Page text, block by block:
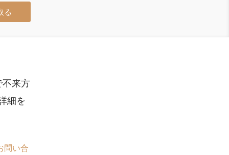
る
不来方
細を
問い合